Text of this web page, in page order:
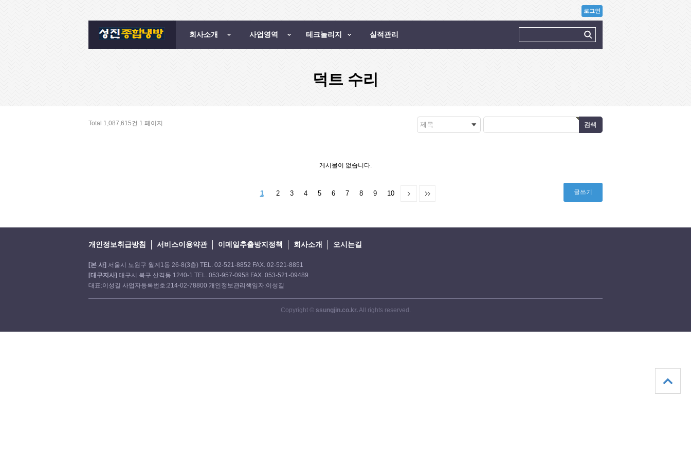
회사소개 사업영역 테크놀리지 실적관리
로그인
덕트 수리
Total 1,087,615건 1 페이지 제목
게시물이 없습니다.
1 2 3 4 5 6 7 8 9 10 글쓰기
개인정보취급방침 서비스이용약관 이메일추출방지정책 회사소개 오시는길
[본 사] 서울시 노원구 월계1동 26-8(3층) TEL. 02-521-8852 FAX. 02-521-8851
[대구지사] 대구시 북구 산격동 1240-1 TEL. 053-957-0958 FAX. 053-521-09489
대표:이성길 사업자등록번호:214-02-78800 개인정보관리책임자:이성길
Copyright © ssungjin.co.kr.All rights reserved.